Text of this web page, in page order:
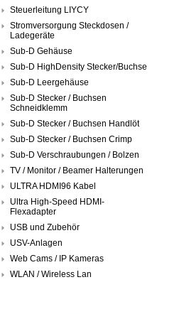
Steuerleitung LIYCY
Stromversorgung Steckdosen /
Ladegeräte
Sub-D Gehäuse
Sub-D HighDensity Stecker/Buchse
Sub-D Leergehäuse
Sub-D Stecker / Buchsen
Schneidklemm
Sub-D Stecker / Buchsen Handlöt
Sub-D Stecker / Buchsen Crimp
Sub-D Verschraubungen / Bolzen
TV / Monitor / Beamer Halterungen
ULTRA HDMI96 Kabel
Ultra High-Speed HDMI-
Flexadapter
USB und Zubehör
USV-Anlagen
Web Cams / IP Kameras
WLAN / Wireless Lan